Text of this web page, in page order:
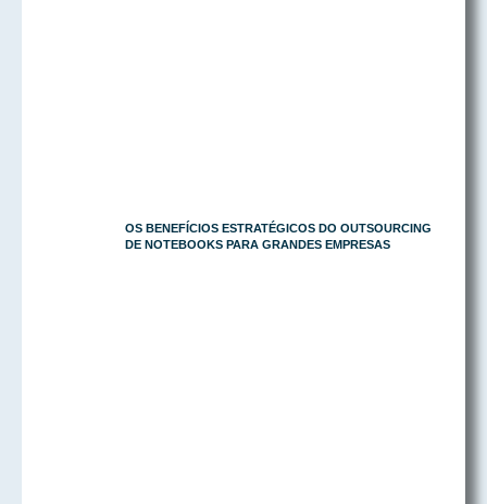
OS BENEFÍCIOS ESTRATÉGICOS DO OUTSOURCING
DE NOTEBOOKS PARA GRANDES EMPRESAS